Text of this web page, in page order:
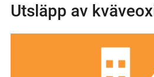
Utsläpp av